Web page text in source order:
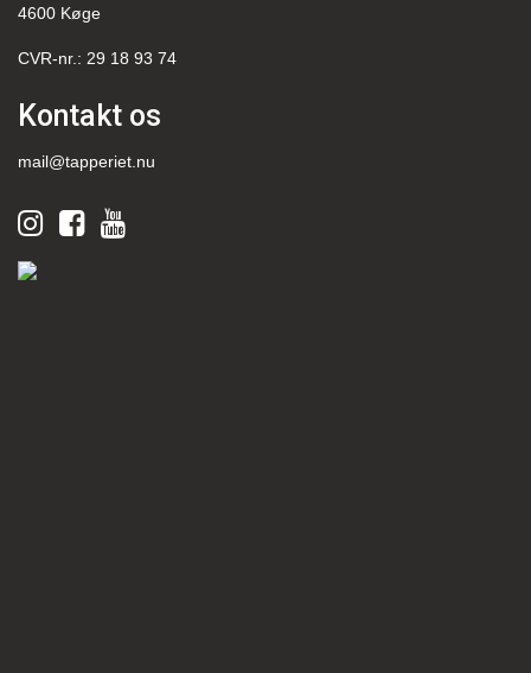
4600 Køge
CVR-nr.: 29 18 93 74
Kontakt os
mail@tapperiet.nu